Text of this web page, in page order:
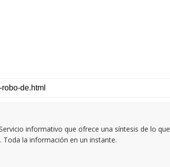
informativo que ofrece una síntesis de lo que
Toda la información en un instante.